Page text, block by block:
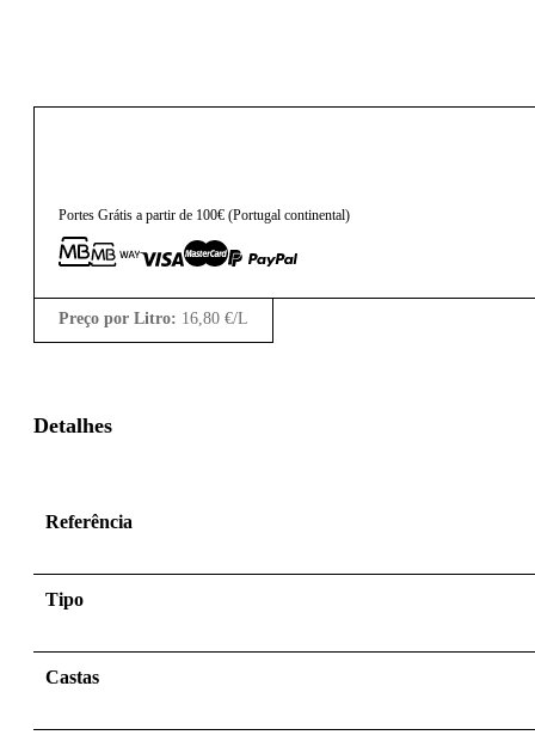
Portes Grátis a partir de 100€ (Portugal continental)
Preço por Litro: 16,80 €/L
Detalhes
Referência
Tipo
Castas